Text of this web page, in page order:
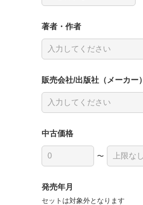
著者・作者
販売会社/出版社（メーカー）
中古価格
〜
発売年月
セットは対象外となります